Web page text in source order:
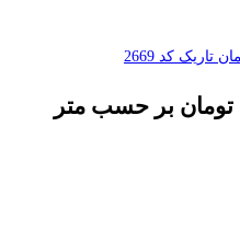
کد 2669
تومان بر حسب متر